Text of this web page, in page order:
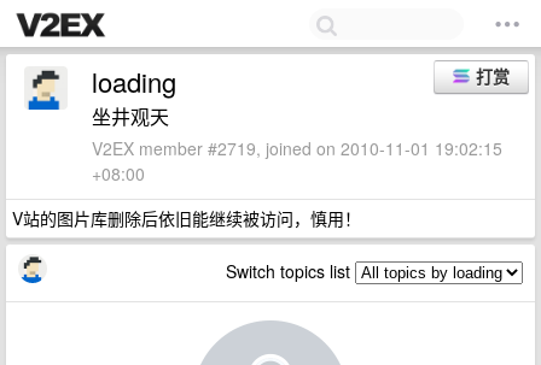
打赏
loading
坐井观天
V2EX member #2719, joined on 2010-11-01 19:02:15
+08:00
V站的图片库删除后依旧能继续被访问，慎用！
Switch topics list